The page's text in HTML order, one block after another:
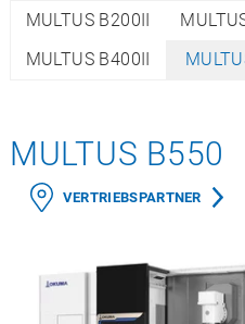
MULTUS B200II
MULTUS B400II
MULTUS B550
VERTRIEBSPARTNER